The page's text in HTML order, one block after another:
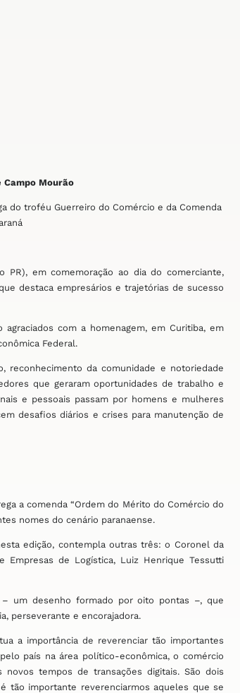
Campo Mourão
do troféu Guerreiro do Comércio e da Comenda
PR), em comemoração ao dia do comerciante,
destaca empresários e trajetórias de sucesso
com a homenagem, em Curitiba, em
Federal.
reconhecimento da comunidade e notoriedade
que geraram oportunidades de trabalho e
e pessoais passam por homens e mulheres
desafios diários e crises para manutenção de
a comenda “Ordem do Mérito do Comércio do
nomes do cenário paranaense.
edição, contempla outras três: o Coronel da
Empresas de Logística, Luiz Henrique Tessutti
um desenho formado por oito pontas –, que
perseverante e encorajadora.
a importância de reverenciar tão importantes
país na área político-econômica, o comércio
tempos de transações digitais. São dois
tão importante reverenciarmos aqueles que se